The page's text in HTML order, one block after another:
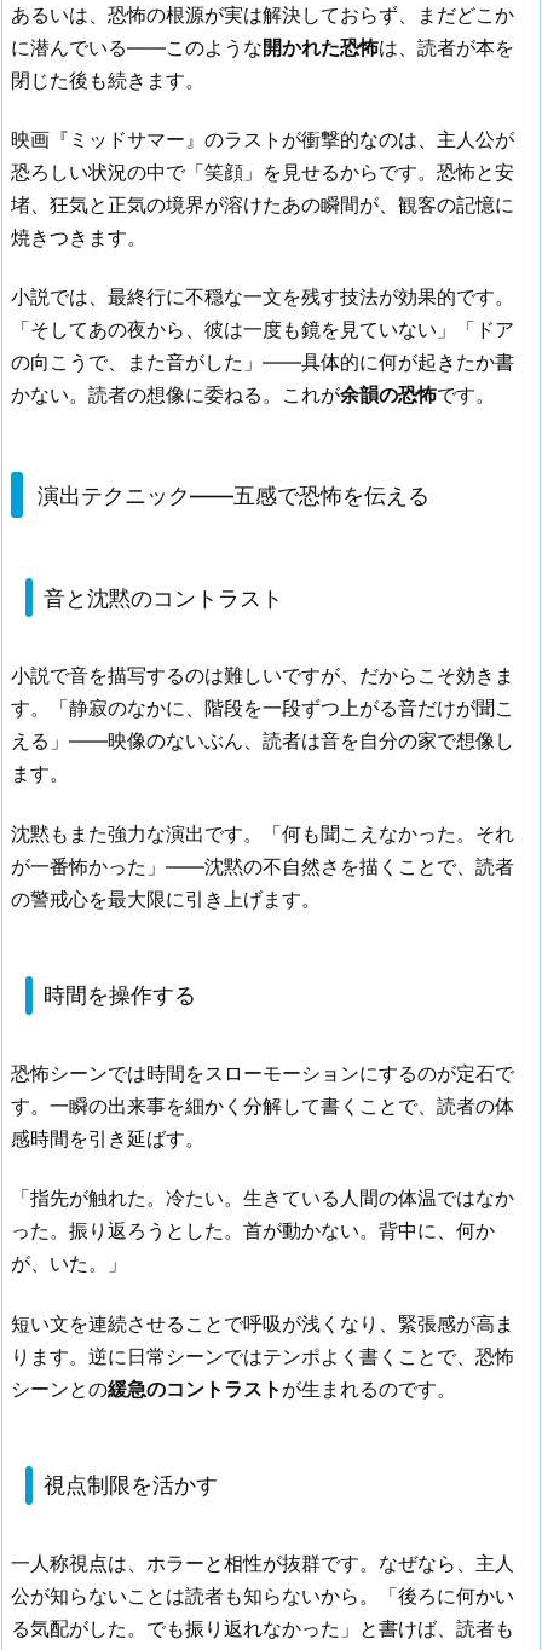
あるいは、恐怖の根源が実は解決しておらず、まだどこか
に潜んでいる——このような開かれた恐怖は、読者が本を
閉じた後も続きます。
映画『ミッドサマー』のラストが衝撃的なのは、主人公が
恐ろしい状況の中で「笑顔」を見せるからです。恐怖と安
堵、狂気と正気の境界が溶けたあの瞬間が、観客の記憶に
焼きつきます。
小説では、最終行に不穏な一文を残す技法が効果的です。
「そしてあの夜から、彼は一度も鏡を見ていない」「ドア
の向こうで、また音がした」——具体的に何が起きたか書
かない。読者の想像に委ねる。これが余韻の恐怖です。
演出テクニック——五感で恐怖を伝える
音と沈黙のコントラスト
小説で音を描写するのは難しいですが、だからこそ効きま
す。「静寂のなかに、階段を一段ずつ上がる音だけが聞こ
える」——映像のないぶん、読者は音を自分の家で想像し
ます。
沈黙もまた強力な演出です。「何も聞こえなかった。それ
が一番怖かった」——沈黙の不自然さを描くことで、読者
の警戒心を最大限に引き上げます。
時間を操作する
恐怖シーンでは時間をスローモーションにするのが定石で
す。一瞬の出来事を細かく分解して書くことで、読者の体
感時間を引き延ばす。
「指先が触れた。冷たい。生きている人間の体温ではなか
った。振り返ろうとした。首が動かない。背中に、何か
が、いた。」
短い文を連続させることで呼吸が浅くなり、緊張感が高ま
ります。逆に日常シーンではテンポよく書くことで、恐怖
シーンとの緩急のコントラスト が生まれるのです。
視点制限を活かす
一人称視点は、ホラーと相性が抜群です。なぜなら、主人
公が知らないことは読者も知らないから。「後ろに何かい
る気配がした。でも振り返れなかった」と書けば、読者も